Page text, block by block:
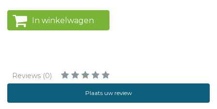
In winkelwagen
Reviews (0)
Plaats uw review